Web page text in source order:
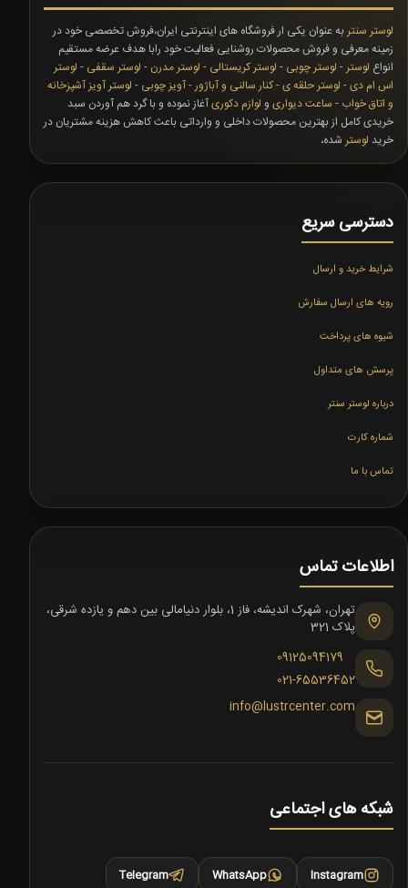
لوستر سنتر به عنوان یکی ار فروشگاه های اینترنتی ایران،فروش تخصصی خود در
زمینه معرفی و فروش محصولات روشنایی فعالیت خود رابا هدف عرضه مستقیم
انواع لوستر - لوستر چوبی - لوستر کریستالی - لوستر مدرن - لوستر سقفی - لوستر
اس ام دی- لوستر حلقه ی-کنار سالنی و آباژور-آویز چوبی - لوستر آویز آشپزخانه
و اتاق خواب - ساعت دیواری و لوازم دکوریآغاز نموده و با گرد هم آوردن سبد
خریدی کامل از بهترین محصولات داخلی و وارداتی باعث کاهش هزینه مشتریان در
خرید لوستر شده،
دسترسی سریع
شرایط خرید و ارسال
رویه های ارسال سفارش
شیوه های پرداخت
پرسش های متداول
درباره لوستر سنتر
شماره کارت
تماس با ما
اطلاعات تماس
تهران، شهرک اندیشه، فاز 1، بلوار دنیامالی بین دهم و یازده شرقی،
پلاک 321
09125094179
021-65536452
info@lustrcenter.com
شبکه های اجتماعی
Instagram
WhatsApp
Telegram